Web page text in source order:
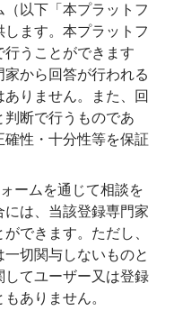
以下「本プラットフ
ます。本プラットフ
行うことができます
から回答が行われる
りません。また、回
断で行うものであ
確性・十分性等を保証
ームを通じて相談を
には、当該登録専門家
できます。ただし、
切関与しないものと
してユーザー又は登録
ありません。